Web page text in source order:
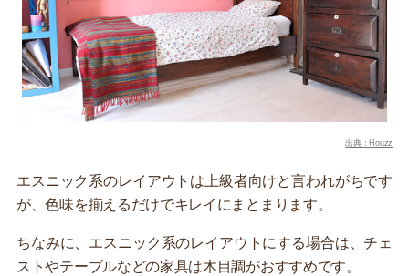
出典：Houzz
エスニック系のレイアウトは上級者向けと言われがちです
が、色味を揃えるだけでキレイにまとまります。
ちなみに、エスニック系のレイアウトにする場合は、チェ
ストやテーブルなどの家具は木目調がおすすめです。